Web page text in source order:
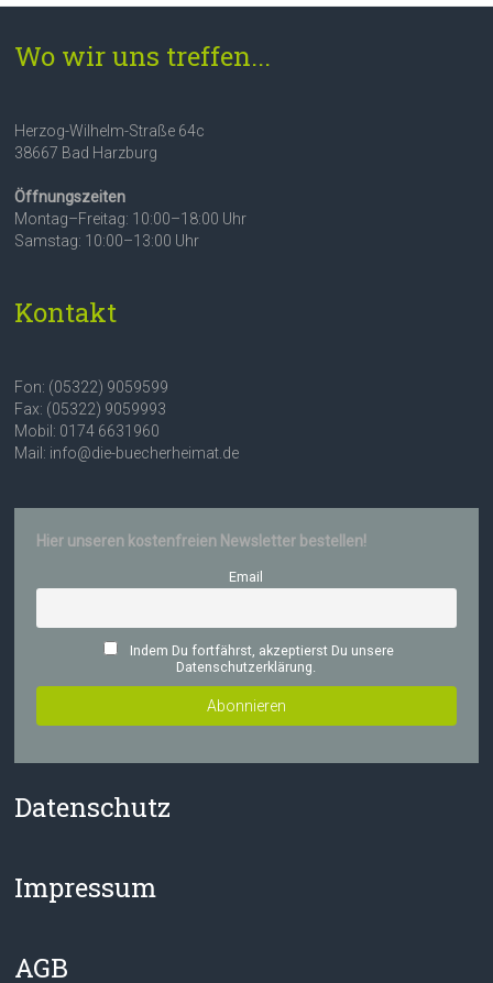
Wo wir uns treffen...
Herzog-Wilhelm-Straße 64c
38667 Bad Harzburg
Öffnungszeiten
Montag–Freitag: 10:00–18:00 Uhr
Samstag: 10:00–13:00 Uhr
Kontakt
Fon: (05322) 9059599
Fax: (05322) 9059993
Mobil: 0174 6631960
Mail: info@die-buecherheimat.de
Hier unseren kostenfreien Newsletter bestellen!
Email
Indem Du fortfährst, akzeptierst Du unsere
Datenschutzerklärung.
Datenschutz
Impressum
AGB